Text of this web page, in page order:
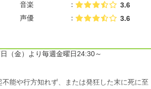
音楽
3.6
声優 3.6
（金）より毎週金曜日24:30～
能や行方知れず、または発狂した末に死に至